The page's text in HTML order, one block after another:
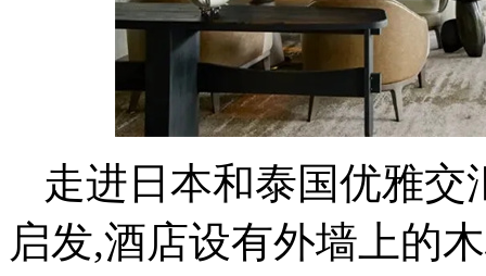
走进日本和泰国优雅
启发,酒店设有外墙上的